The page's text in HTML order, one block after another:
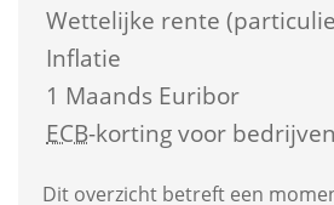
Wettelijke rente
Inflatie
1 Maands Euribor
ECB-korting voor bedrijven
Dit overzicht betreft een